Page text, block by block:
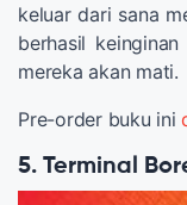
keluar dari sana
berhasil
mereka akan mati.
Pre-order buku ini
5. Terminal